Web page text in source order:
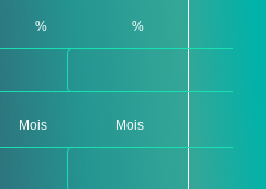
%
Mois
%
Mois